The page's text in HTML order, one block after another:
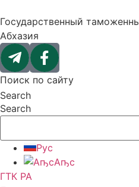
к
содержимому
Государственный
Абхазия
Поиск по сайту
Search
Search
Рус
Аҧс
ГТК РА